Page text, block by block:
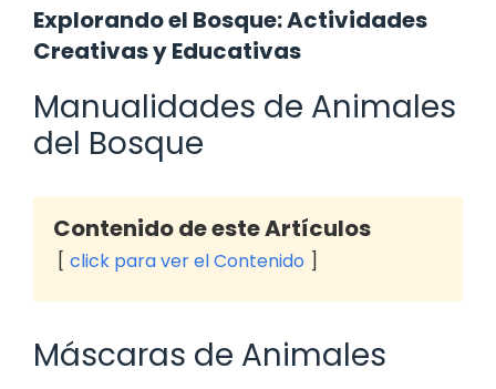
Explorando el Bosque: Actividades
Creativas y Educativas
Manualidades de Animales
del Bosque
Contenido de este Artículos
click para ver el Contenido
Máscaras de Animales